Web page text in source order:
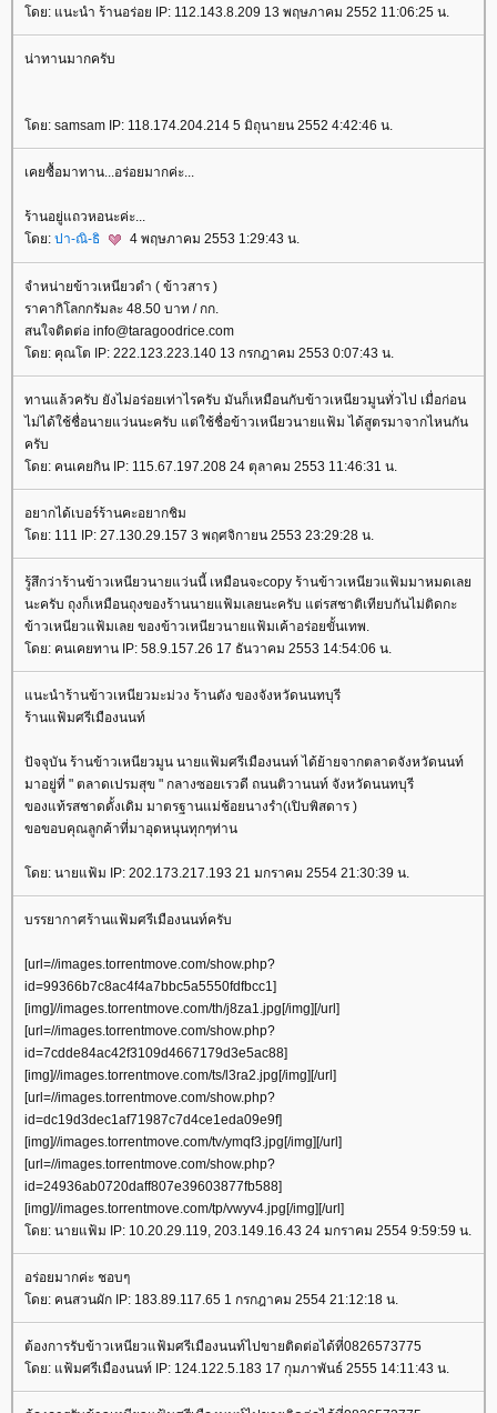
ดย: แนะนำ ร้านอร่อย IP: 112.143.8.209 13 พฤษภาคม 2552 11:06:25 น.
น่าทานมากครับ
ดย: samsam IP: 118.174.204.214 5 มิถุนายน 2552 4:42:46 น.
เคยซื้อมาทาน...อร่อยมากค่ะ...
ร้านอยู่แถวหอนะค่ะ...
ดย: ปา-ณิ-ธิ 4 พฤษภาคม 2553 1:29:43 น.
จำหน่ายข้าวเหนียวดำ ( ข้าวสาร )
ราคากิโลกกรัมละ 48.50 บาท / กก.
สนใจติดต่อ info@taragoodrice.com
ดย: คุณโต IP: 222.123.223.140 13 กรกฎาคม 2553 0:07:43 น.
ทานแล้วครับ ยังไม่อร่อยเท่าไรครับ มันก็เหมือนกับข้าวเหนียวมูนทั่วไป เมื่อก่อน
ไม่ได้ใช้ชื่อนายแว่นนะครับ แต่ใช้ชื่อข้าวเหนียวนายแฟ้ม ได้สูตรมาจากไหนกัน
ครับ
ดย: คนเคยกิน IP: 115.67.197.208 24 ตุลาคม 2553 11:46:31 น.
อยากได้เบอร์ร้านคะอยากชิม
ดย: 111 IP: 27.130.29.157 3 พฤศจิกายน 2553 23:29:28 น.
รู้สึกว่าร้านข้าวเหนียวนายแว่นนี้ เหมือนจะcopy ร้านข้าวเหนียวแฟ้มมาหมดเล
นะครับ ถุงก็เหมือนถุงของร้านนายแฟ้มเลยนะครับ แต่รสชาติเทียบกันไม่ติดกะ
ข้าวเหนียวแฟ้มเลย ของข้าวเหนียวนายแฟ้มเค้าอร่อยขั้นเทพ.
ดย: คนเคยทาน IP: 58.9.157.26 17 ธันวาคม 2553 14:54:06 น.
นะนำร้านข้าวเหนียวมะม่วง ร้านดัง ของจังหวัดนนทบุรี
ร้านแฟ้มศรีเมืองนนท์
ปัจจุบัน ร้านข้าวเหนียวมูน นายแฟ้มศรีเมืองนนท์ ได้ย้ายจากตลาดจังหวัดนนท์
มาอยู่ที่ " ตลาดเปรมสุข " กลางซอยเรวดี ถนนติวานนท์ จังหวัดนนทบุรี
ของแท้รสชาดดั้งเดิม มาตรฐานแม่ช้อยนางรำ(เปิบพิสดาร )
ขอขอบคุณลูกค้าที่มาอุดหนุนทุกๆท่าน
ดย: นายแฟ้ม IP: 202.173.217.193 21 มกราคม 2554 21:30:39 น.
บรรยากาศร้านแฟ้มศรีเมืองนนท์ครับ
[url=//images.torrentmove.com/show.php?
id=99366b7c8ac4f4a7bbc5a5550fdfbcc1]
[img]//images.torrentmove.com/th/j8za1.jpg[/img][/url]
[url=//images.torrentmove.com/show.php?
id=7cdde84ac42f3109d4667179d3e5ac88]
[img]//images.torrentmove.com/ts/l3ra2.jpg[/img][/url]
[url=//images.torrentmove.com/show.php?
id=dc19d3dec1af71987c7d4ce1eda09e9f]
[img]//images.torrentmove.com/tv/ymqf3.jpg[/img][/url]
[url=//images.torrentmove.com/show.php?
id=24936ab0720daff807e39603877fb588]
[img]//images.torrentmove.com/tp/vwyv4.jpg[/img][/url]
ดย: นายแฟ้ม IP: 10.20.29.119, 203.149.16.43 24 มกราคม 2554 9:59:59 น.
อร่อยมากค่ะ ชอบๆ
ดย: คนสวนผัก IP: 183.89.117.65 1 กรกฎาคม 2554 21:12:18 น.
ต้องการรับข้าวเหนียวแฟ้มศรีเมืองนนท์ไปขายติดต่อได้ที่0826573775
ดย: แฟ้มศรีเมืองนนท์ IP: 124.122.5.183 17 กุมภาพันธ์ 2555 14:11:43 น.